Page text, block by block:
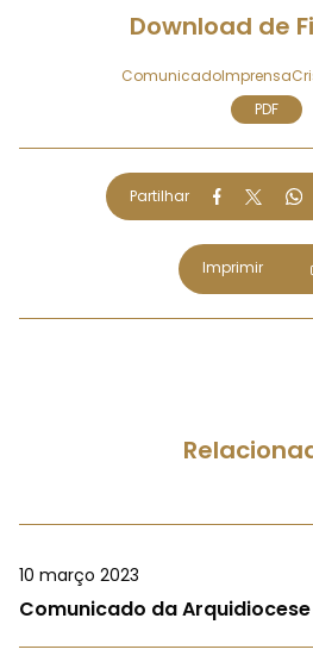
Download de
PDF
Partilhar
Imprimir
10 março 2023
Comunicado da